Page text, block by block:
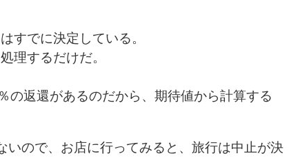
すでに決定している。
理するだけだ。
の返還があるのだから、期待値から計算する
いので、お店に行ってみると、旅行は中止が決